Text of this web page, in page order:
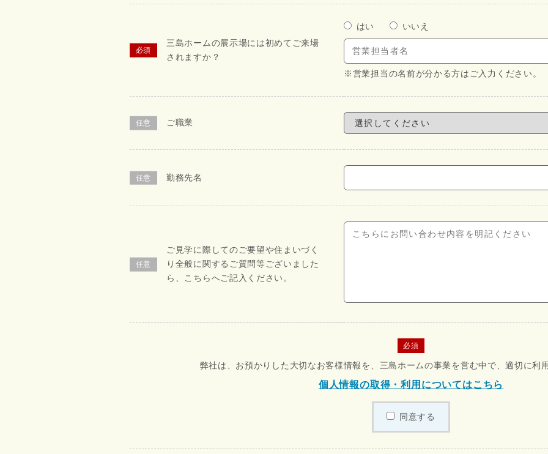
三島ホームの展示場には初めてご来場
されますか？
はい いいえ
※営業担当の名前が分かる方はご入力ください。
ご職業
勤務先名
ご見学に際してのご要望や住まいづく
り全般に関するご質問等ございました
ら、こちらへご記入ください。
必須
弊社は、お預かりした大切なお客様情報を、三島ホームの事業を営む中で、適切に利
個人情報の取得・利用についてはこちら
同意する